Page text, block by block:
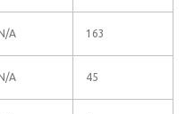
A 163
A 45